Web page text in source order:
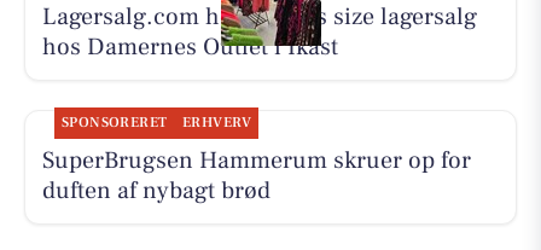
Lagersalg.com holder plus size lagersalg
hos Damernes Outlet i Ikast
SPONSORERET ERHVERV
SuperBrugsen Hammerum skruer op for
duften af nybagt brød